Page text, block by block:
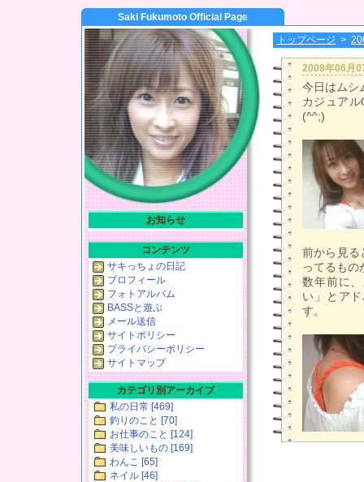
Saki Fukumoto Official Page
トップページ >
2008年06月
今日はムシ
カジュア
(^^;)
前から見る
ってるもの
数年前に
い」とア
す。
お知らせ
コンテンツ
サキっちょの日記
プロフィール
フォトアルバム
BASSと遊ぶ
メール送信
サイトポリシー
プライバシーポリシー
サイトマップ
カテゴリ別アーカイブ
私の日常 [469]
釣りのこと [70]
お仕事のこと [124]
美味しいもの [169]
わんこ [65]
ネイル [46]